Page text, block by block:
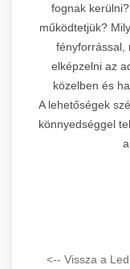
fognak
működtetjük?
fényforrással,
elképzelni az
közelben és
A lehetőségek
könnyedséggel
<-- Vissza a